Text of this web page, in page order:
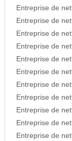
Entreprise de
Entreprise de
Entreprise de
Entreprise de
Entreprise de
Entreprise de
Entreprise de
Entreprise de
Entreprise de
Entreprise de
Entreprise de